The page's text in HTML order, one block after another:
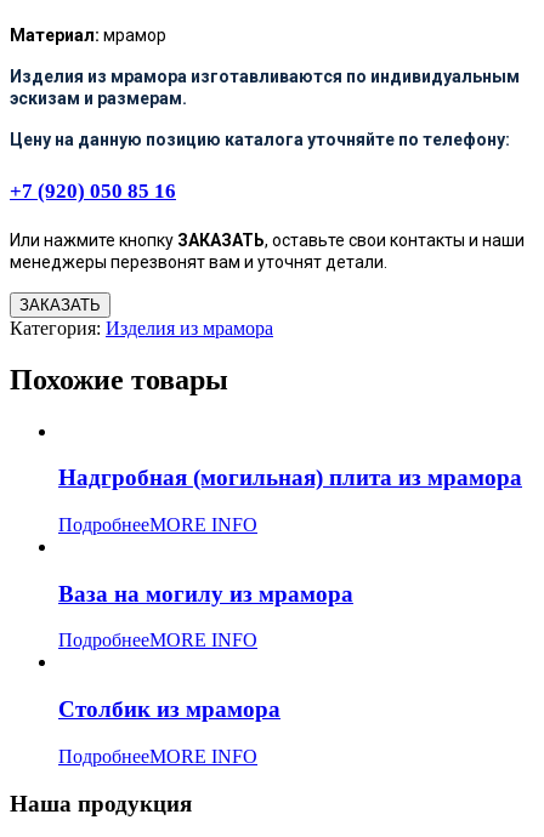
Материал: мрамор
Изделия из мрамора изготавливаются по индивидуальным
эскизам и размерам.
Цену на данную позицию каталога уточняйте по телефону:
+7 (920) 050 85 16
Или нажмите кнопку ЗАКАЗАТЬ, оставьте свои контакты и наши
менеджеры перезвонят вам и уточнят детали.
ЗАКАЗАТЬ
Категория: Изделия из мрамора
Похожие товары
Надгробная (могильная) плита из мрамора
ПодробнееMORE INFO
Ваза на могилу из мрамора
ПодробнееMORE INFO
Столбик из мрамора
ПодробнееMORE INFO
Наша продукция